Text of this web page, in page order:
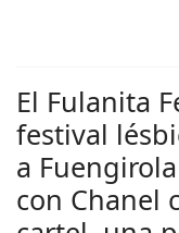
El Fulanita
festival
a
con Chanel